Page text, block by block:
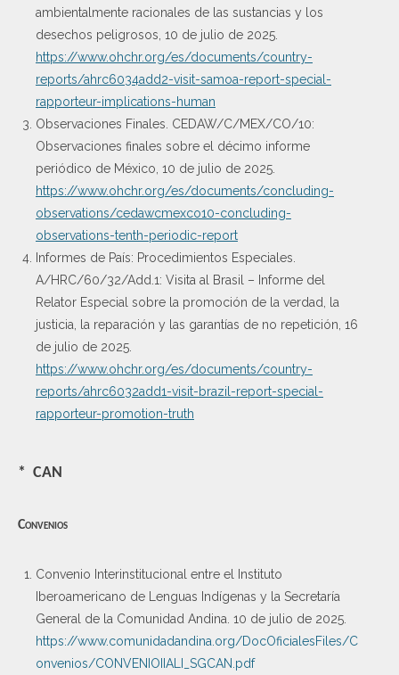
ambientalmente racionales de las sustancias y los
desechos peligrosos, 10 de julio de 2025.
https://www.ohchr.org/es/documents/country-
reports/ahrc6034add2-visit-samoa-report-special-
rapporteur-implications-human
Observaciones Finales. CEDAW/C/MEX/CO/10:
Observaciones finales sobre el décimo informe
periódico de México, 10 de julio de 2025.
https://www.ohchr.org/es/documents/concluding-
observations/cedawcmexco10-concluding-
observations-tenth-periodic-report
Informes de País: Procedimientos Especiales.
A/HRC/60/32/Add.1: Visita al Brasil – Informe del
Relator Especial sobre la promoción de la verdad, la
justicia, la reparación y las garantías de no repetición, 16
de julio de 2025.
https://www.ohchr.org/es/documents/country-
reports/ahrc6032add1-visit-brazil-report-special-
rapporteur-promotion-truth
* CAN
Convenios
Convenio Interinstitucional entre el Instituto
Iberoamericano de Lenguas Indígenas у la Secretaría
General de la Comunidad Andina. 10 de julio de 2025.
https://www.comunidadandina.org/DocOficialesFiles/C
onvenios/CONVENIOIIALI_SGCAN.pdf